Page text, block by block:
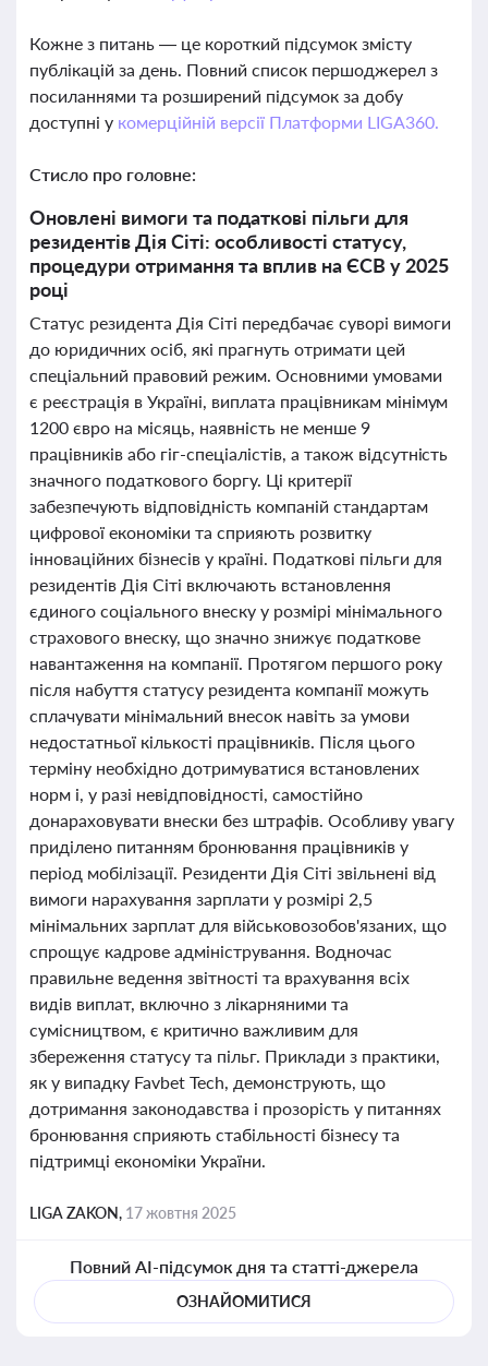
Кожне з питань — це короткий підсумок змісту
публікацій за день. Повний список першоджерел з
посиланнями та розширений підсумок за добу
доступні у комерційній версії Платформи LIGA360.
Стисло про головне:
Оновлені вимоги та податкові пільги для
резидентів Дія Сіті: особливості статусу,
процедури отримання та вплив на ЄСВ у 2025
році
Статус резидента Дія Сіті передбачає суворі вимоги
до юридичних осіб, які прагнуть отримати цей
спеціальний правовий режим. Основними умовами
є реєстрація в Україні, виплата працівникам мінімум
1200 євро на місяць, наявність не менше 9
працівників або гіг-спеціалістів, а також відсутність
значного податкового боргу. Ці критерії
забезпечують відповідність компаній стандартам
цифрової економіки та сприяють розвитку
інноваційних бізнесів у країні. Податкові пільги для
резидентів Дія Сіті включають встановлення
єдиного соціального внеску у розмірі мінімального
страхового внеску, що значно знижує податкове
навантаження на компанії. Протягом першого року
після набуття статусу резидента компанії можуть
сплачувати мінімальний внесок навіть за умови
недостатньої кількості працівників. Після цього
терміну необхідно дотримуватися встановлених
норм і, у разі невідповідності, самостійно
донараховувати внески без штрафів. Особливу увагу
приділено питанням бронювання працівників у
період мобілізації. Резиденти Дія Сіті звільнені від
вимоги нарахування зарплати у розмірі 2,5
мінімальних зарплат для військовозобов'язаних, що
спрощує кадрове адміністрування. Водночас
правильне ведення звітності та врахування всіх
видів виплат, включно з лікарняними та
сумісництвом, є критично важливим для
збереження статусу та пільг. Приклади з практики,
як у випадку Favbet Tech, демонструють, що
дотримання законодавства і прозорість у питаннях
бронювання сприяють стабільності бізнесу та
підтримці економіки України.
LIGA ZAKON, 17 жовтня 2025
Повний AI-підсумок дня та статті-джерела
ОЗНАЙОМИТИСЯ